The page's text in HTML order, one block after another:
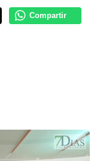
Compartir